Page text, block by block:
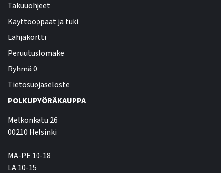
Takuuohjeet
Käyttöoppaat ja tuki
Lahjakortti
Peruutuslomake
Ryhmä 0
Tietosuojaseloste
POLKUPYÖRÄKAUPPA
Melkonkatu 26
00210 Helsinki
MA-PE 10-18
LA 10-15